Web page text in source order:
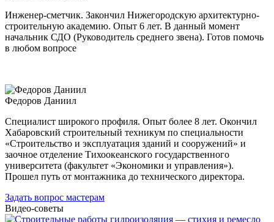
Инженер-сметчик. Закончил Нижегородскую архитектурно-
строительную академию. Опыт 6 лет. В данный момент
начальник СДО (Руководитель среднего звена). Готов помочь
в любом вопросе
Федоров Даниил
Специалист широкого профиля. Опыт более 8 лет. Окончил
Хабаровский строительный техникум по специальности
«Строительство и эксплуатация зданий и сооружений» и
заочное отделение Тихоокеанского государственного
университета (факультет «Экономики и управления»).
Прошел путь от монтажника до технического директора.
Задать вопрос мастерам
Видео-советы